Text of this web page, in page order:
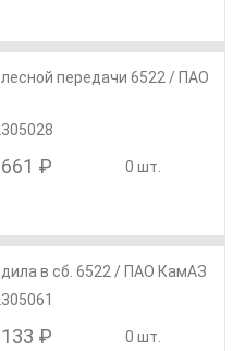
передачи 6522 / ПАО
₽ 0 шт.
в сб. 6522 / ПАО КамАЗ
₽ 0 шт.